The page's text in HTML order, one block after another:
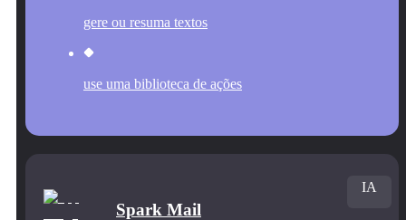
gere ou resuma textos
use uma biblioteca de ações
Spark Mail
IA